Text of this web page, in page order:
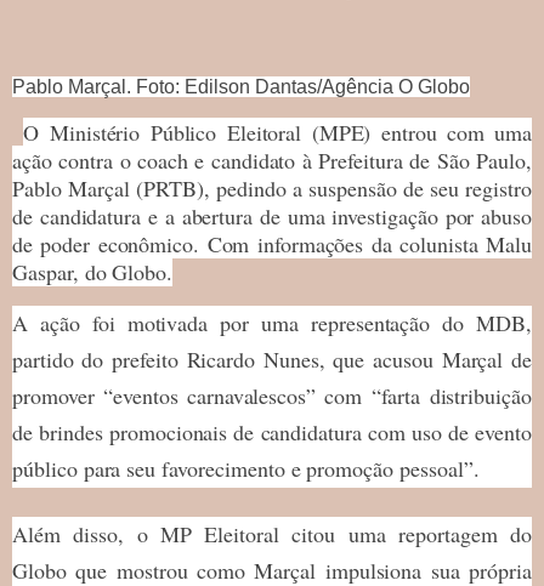
Pablo Marçal. Foto: Edilson Dantas/Agência O Globo
O Ministério Público Eleitoral (MPE) entrou com uma
ação contra o coach e candidato à Prefeitura de São Paulo,
Pablo Marçal (PRTB), pedindo a suspensão de seu registro
de candidatura e a abertura de uma investigação por abuso
de poder econômico. Com informações da colunista Malu
Gaspar, do Globo.
A ação foi motivada por uma representação do MDB,
partido do prefeito Ricardo Nunes, que acusou Marçal de
promover “eventos carnavalescos” com “farta distribuição
de brindes promocionais de candidatura com uso de evento
público para seu favorecimento e promoção pessoal”.
Além disso, o MP Eleitoral citou uma reportagem do
Globo que mostrou como Marçal impulsiona sua própria